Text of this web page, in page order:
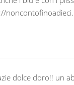
dolce doro!! un